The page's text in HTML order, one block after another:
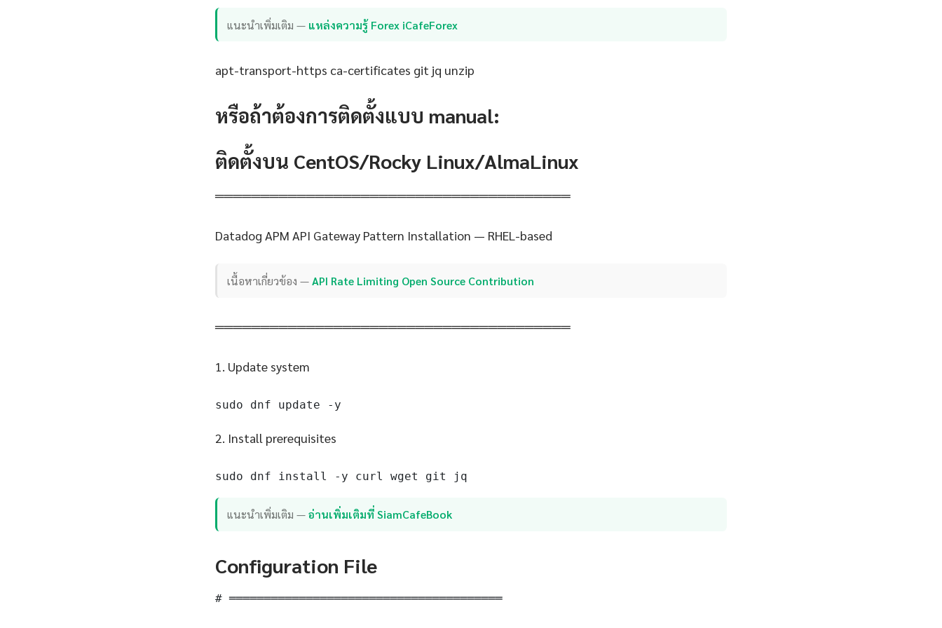
แนะนำเพิ่มเติม — แหล่งความรู้ Forex iCafeForex
apt-transport-https ca-certificates git jq unzip
หรือถ้าต้องการติดตั้งแบบ manual:
ติดตั้งบน CentOS/Rocky Linux/AlmaLinux
═══════════════════════════════════════
Datadog APM API Gateway Pattern Installation — RHEL-based
เนื้อหาเกี่ยวข้อง —API Rate Limiting Open Source Contribution
═══════════════════════════════════════
1. Update system
sudo dnf update -y
2. Install prerequisites
sudo dnf install -y curl wget git jq
แนะนำเพิ่มเติม —อ่านเพิ่มเติมที่ SiamCafeBook
Configuration File
# ═══════════════════════════════════════